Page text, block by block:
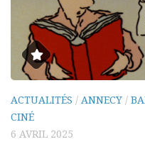
ACTUALITÉS / ANNECY /
CINÉ
6 AVRIL 2025